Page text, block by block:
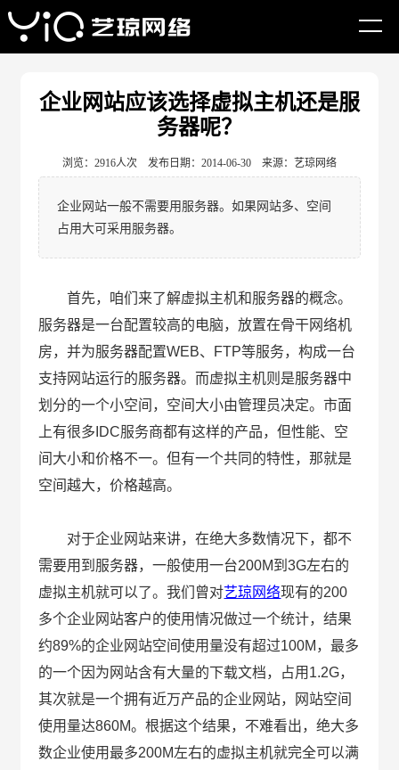
网站首页 企业网站建设常识
企业网站应该选择虚拟主机还是服
务器呢？
浏览：2916人次 发布日期：2014-06-30 来源：艺琼网络
企业网站一般不需要用服务器。如果网站多、空间
占用大可采用服务器。
首先，咱们来了解虚拟主机和服务器的概念。
服务器是一台配置较高的电脑，放置在骨干网络机
房，并为服务器配置WEB、FTP等服务，构成一台
支持网站运行的服务器。而虚拟主机则是服务器中
划分的一个小空间，空间大小由管理员决定。市面
上有很多IDC服务商都有这样的产品，但性能、空
间大小和价格不一。但有一个共同的特性，那就是
空间越大，价格越高。
对于企业网站来讲，在绝大多数情况下，都不
需要用到服务器，一般使用一台200M到3G左右的
虚拟主机就可以了。我们曾对艺琼网络现有的200
多个企业网站客户的使用情况做过一个统计，结果
约89%的企业网站空间使用量没有超过100M，最多
的一个因为网站含有大量的下载文档，占用1.2G，
其次就是一个拥有近万产品的企业网站，网站空间
使用量达860M。根据这个结果，不难看出，绝大多
数企业使用最多200M左右的虚拟主机就完全可以满